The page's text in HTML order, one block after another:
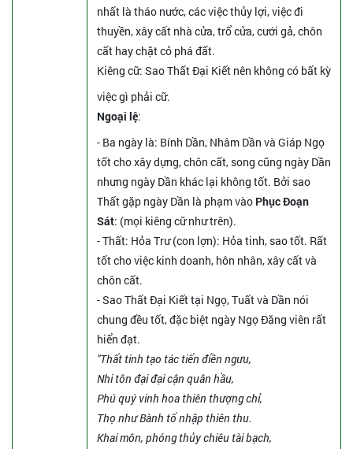
nhất là tháo nước, các việc thủy lợi, việc đi
thuyền, xây cất nhà cửa, trổ cửa, cưới gả, chôn
cất hay chặt cỏ phá đất.
Kiêng cữ: Sao Thất Đại Kiết nên không có bất kỳ
việc gì phải cữ.
Ngoại lệ:
- Ba ngày là: Bính Dần, Nhâm Dần và Giáp Ngọ
tốt cho xây dựng, chôn cất, song cũng ngày Dần
nhưng ngày Dần khác lại không tốt. Bởi sao
Thất gặp ngày Dần là phạm vào Phục Đoạn
Sát: (mọi kiêng cữ như trên).
- Thất: Hỏa Trư (con lợn): Hỏa tinh, sao tốt. Rất
tốt cho việc kinh doanh, hôn nhân, xây cất và
chôn cất.
- Sao Thất Đại Kiết tại Ngọ, Tuất và Dần nói
chung đều tốt, đặc biệt ngày Ngọ Đăng viên rất
hiển đạt.
"Thất tinh tạo tác tiến điền ngưu,
Nhi tôn đại đại cận quân hầu,
Phú quý vinh hoa thiên thượng chỉ,
Thọ như Bành tổ nhập thiên thu.
Khai môn, phóng thủy chiêu tài bạch,